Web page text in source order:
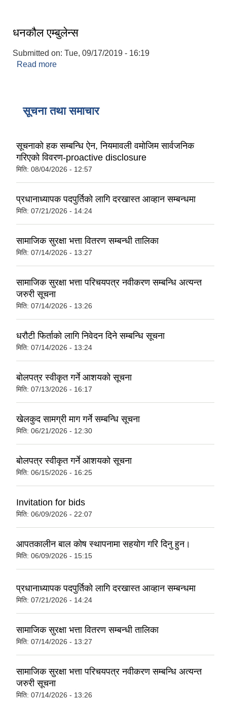
धनकौल एम्बुलेन्स
Submitted on: Tue, 09/17/2019 - 16:19
Read more
सूचना तथा समाचार
सूचनाको हक सम्बन्धि ऐन, नियमावली वमोजिम सार्वजनिक
गरिएको विवरण-proactive disclosure
मिति: 08/04/2026 - 12:57
प्रधानाध्यापक पदपुर्तिको लागि दरखास्त आव्हान सम्बन्धमा
मिति: 07/21/2026 - 14:24
सामाजिक सुरक्षा भत्ता वितरण सम्बन्धी तालिका
मिति: 07/14/2026 - 13:27
सामाजिक सुरक्षा भत्ता परिचयपत्र नवीकरण सम्बन्धि अत्यन्त
जरुरी सूचना
मिति: 07/14/2026 - 13:26
धरौटी फिर्ताको लागि निवेदन दिने सम्बन्धि सूचना
मिति: 07/14/2026 - 13:24
बोलपत्र स्वीकृत गर्ने आशयको सूचना
मिति: 07/13/2026 - 16:17
खेलकुद सामग्री माग गर्ने सम्बन्धि सूचना
मिति: 06/21/2026 - 12:30
बोलपत्र स्वीकृत गर्ने आशयको सूचना
मिति: 06/15/2026 - 16:25
Invitation for bids
मिति: 06/09/2026 - 22:07
आपतकालीन बाल कोष स्थापनामा सहयोग गरि दिनु हुन।
मिति: 06/09/2026 - 15:15
प्रधानाध्यापक पदपुर्तिको लागि दरखास्त आव्हान सम्बन्धमा
मिति: 07/21/2026 - 14:24
सामाजिक सुरक्षा भत्ता वितरण सम्बन्धी तालिका
मिति: 07/14/2026 - 13:27
सामाजिक सुरक्षा भत्ता परिचयपत्र नवीकरण सम्बन्धि अत्यन्त
जरुरी सूचना
मिति: 07/14/2026 - 13:26